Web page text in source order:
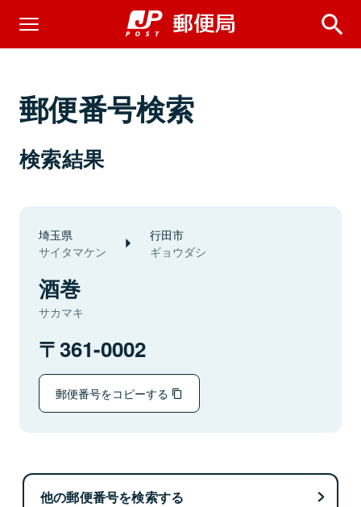
郵便番号検索
検索結果
埼玉県
サイタマケン
行田市
ギョウダシ
酒巻
サカマキ
361-0002
郵便番号をコピーする
他の郵便番号を検索する